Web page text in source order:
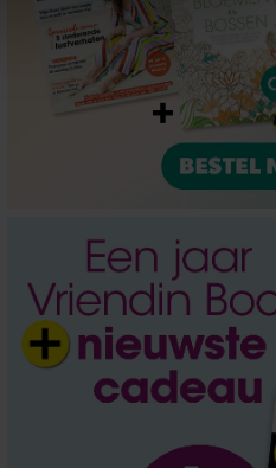
partners voor social
die u aan ze heeft
met onze cookies als u